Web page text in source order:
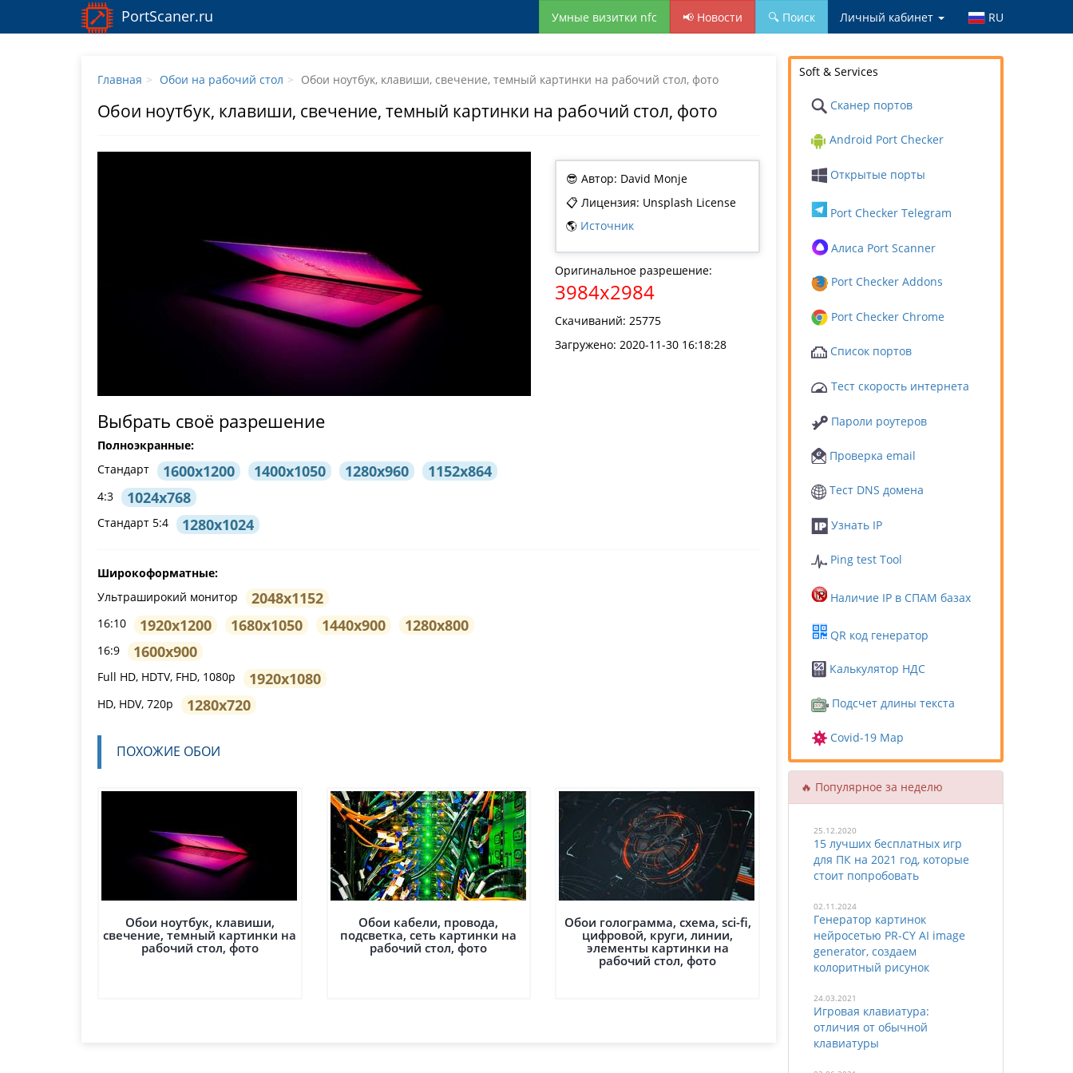
PortScaner.ru Умные визитки nfc 📢 Новости 🔍 Поиск Личный кабинет RU
Главная Обои на рабочий стол Обои ноутбук, клавиши, свечение, темный картинки на рабочий стол, фото
Обои ноутбук, клавиши, свечение, темный картинки на рабочий стол, фото
😎 Автор: David Monje
📋 Лицензия: Unsplash License
🌎 Источник
Оригинальное разрешение:
3984x2984
Скачиваний: 25775
Загружено: 2020-11-30 16:18:28
Выбрать своё разрешение
Полноэкранные:
Стандарт
1600x1200 1400x1050 1280x960 1152x864
4:3 1024x768
Стандарт 5:4 1280x1024
Широкоформатные:
Ультраширокий монитор
2048x1152
16:10 1920x1200 1680x1050 1440x900 1280x800
16:9 1600x900
Full HD, HDTV, FHD, 1080p 1920x1080
HD, HDV, 720p 1280x720
ПОХОЖИЕ ОБОИ
Обои ноутбук, клавиши,
свечение, темный картинки на
рабочий стол, фото
Обои кабели, провода,
подсветка, сеть картинки на
рабочий стол, фото
Обои голограмма, схема, sci-fi,
цифровой, круги, линии,
элементы картинки на
рабочий стол, фото
Soft & Services
Сканер портов
Android Port Checker
Открытые порты
Port Checker Telegram
Алиса Port Scanner
Port Checker Addons
Port Checker Chrome
Список портов
Тест скорость интернета
Пароли роутеров
Проверка email
Тест DNS домена
Узнать IP
Ping test Tool
Наличие IP в СПАМ базах
QR код генератор
Калькулятор НДС
Подсчет длины текста
Covid-19 Map
🔥 Популярное за неделю
25.12.2020
15 лучших бесплатных игр
для ПК на 2021 год, которые
стоит попробовать
02.11.2024
Генератор картинок
нейросетью PR-CY AI image
generator, создаем
колоритный рисунок
24.03.2021
Игровая клавиатура:
отличия от обычной
клавиатуры